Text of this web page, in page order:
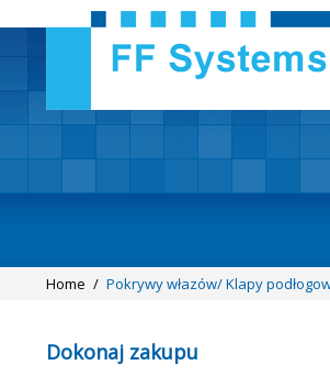
Home / Pokrywy włazów/ Klapy
Dokonaj zakupu